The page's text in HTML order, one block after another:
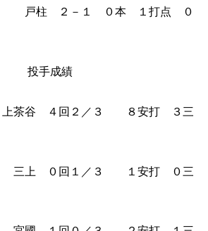
２－１ ０本 １打点 ０
投手成績
回２／３ ８安打 ３三
／３ １安打 ０三